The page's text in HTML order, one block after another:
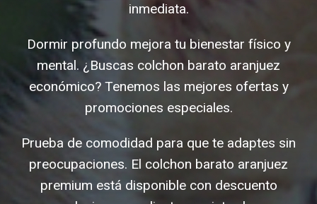
inmediata.
Dormir profundo mejora tu bienestar físico y
mental. ¿Buscas colchon barato aranjuez
económico? Tenemos las mejores ofertas y
promociones especiales.
Prueba de comodidad para que te adaptes sin
preocupaciones. El colchon barato aranjuez
premium está disponible con descuento